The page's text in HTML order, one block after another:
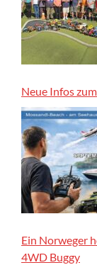
Neue Infos
Ein Norweger
4WD Buggy